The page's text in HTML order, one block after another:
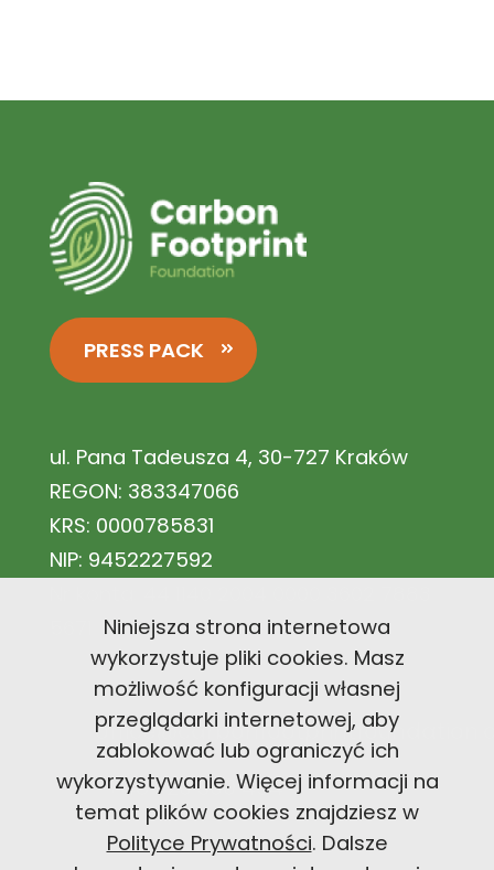
Niniejsza strona internetowa
wykorzystuje pliki cookies. Masz
możliwość konfiguracji własnej
przeglądarki internetowej, aby
zablokować lub ograniczyć ich
wykorzystywanie. Więcej informacji na
temat plików cookies znajdziesz w
Polityce Prywatności. Dalsze
PRESS PACK
ul. Pana Tadeusza 4, 30-727 Kraków
REGON: 383347066
KRS: 0000785831
NIP: 9452227592
+48 726 300 494